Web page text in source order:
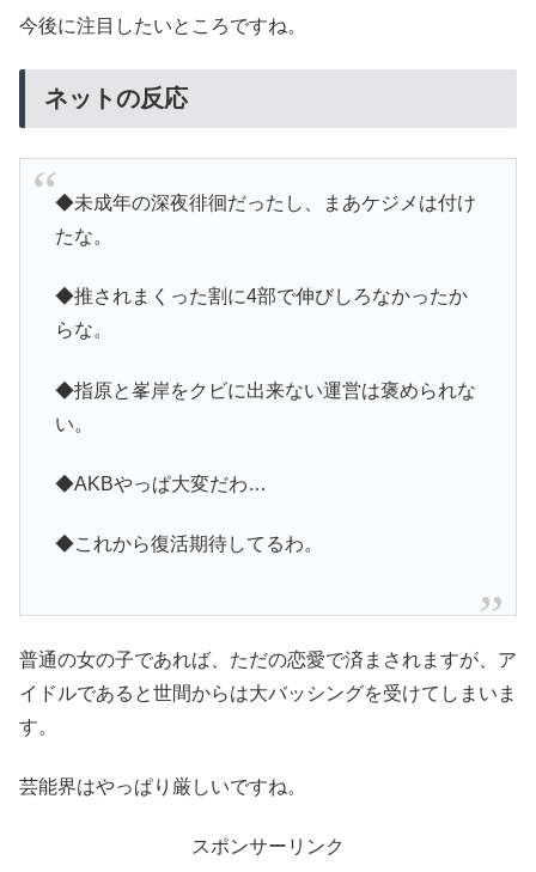
今後に注目したいところですね。
ネットの反応
◆未成年の深夜徘徊だったし、まあケジメは付け
たな。
◆推されまくった割に4部で伸びしろなかったか
らな。
◆指原と峯岸をクビに出来ない運営は褒められな
い。
◆AKBやっぱ大変だわ…
◆これから復活期待してるわ。
普通の女の子であれば、ただの恋愛で済まされますが、ア
イドルであると世間からは大バッシングを受けてしまいま
す。
芸能界はやっぱり厳しいですね。
スポンサーリンク